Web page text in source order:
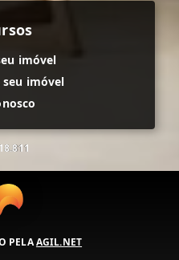
imóvel
seu imóvel
18.811
PELAAGIL.NET